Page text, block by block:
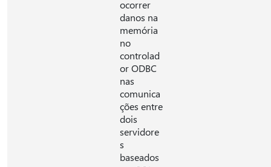
ocorrer
danos na
memória
no
controlad
or ODBC
nas
comunica
ções entre
dois
servidore
s
baseados